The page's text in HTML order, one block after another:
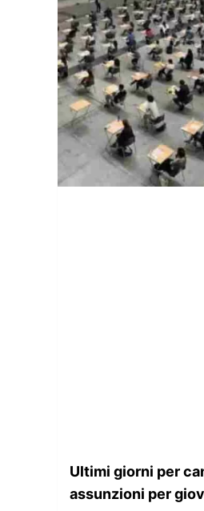
Ultimi giorni per
assunzioni per